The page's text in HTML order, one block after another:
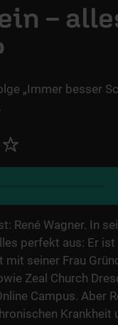
–
„Immer besser
René Wagner. In
perfekt aus: Er
seiner Frau
Zeal Church
Campus. Aber
Krankheit